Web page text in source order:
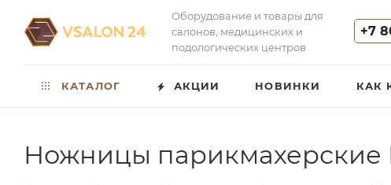
Оборудование и товары для
салонов, медицинских и
подологических центров
+7
КАТАЛОГ АКЦИИ НОВИНКИ КАК
Ножницы парикмахерские